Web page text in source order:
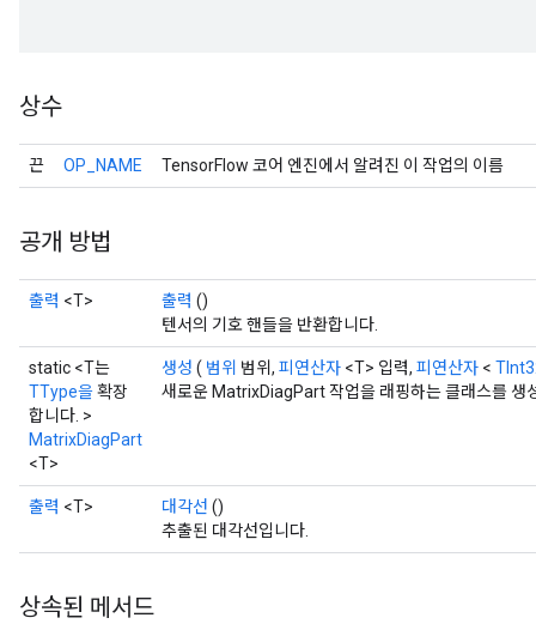
상수
끈 OP_NAME TensorFlow 코어 엔진에서 알려진 이 작업의 이름
공개 방법
출력 <T> 출력 ()
텐서의 기호 핸들을 반환합니다.
static <T는
TType을확장
합니다. >
MatrixDiagPart
<T>
생성 ( 범위 범위, 피연산자 <T> 입력, 피연산자 <
새로운 MatrixDiagPart 작업을 래핑하는 클래스를 생
출력 <T> 대각선 ()
추출된 대각선입니다.
상속된 메서드